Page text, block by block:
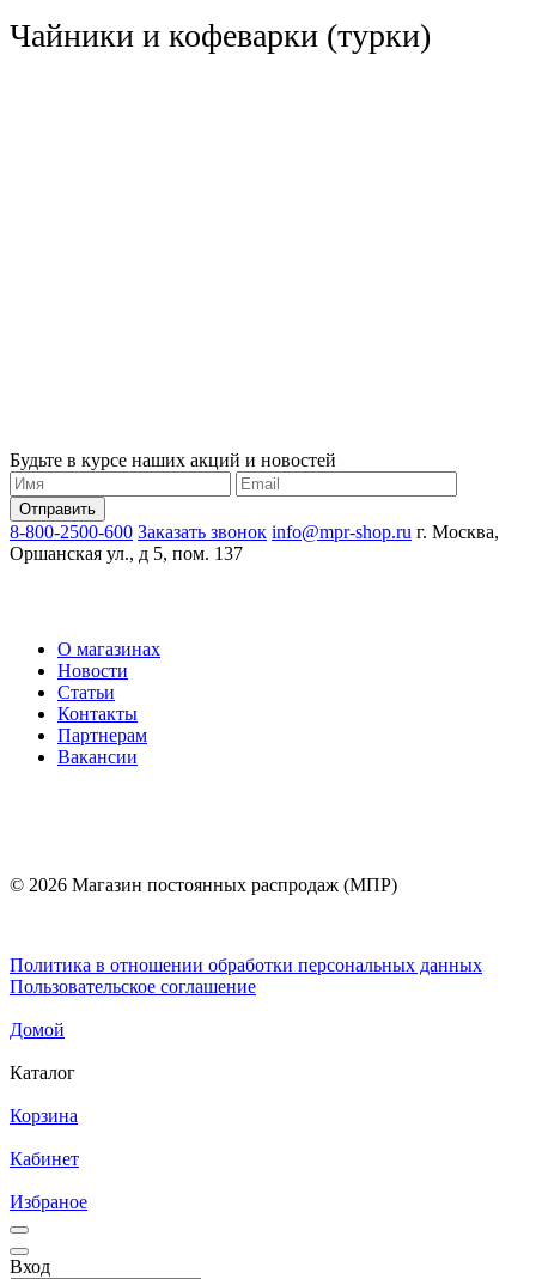
Чайники и кофеварки (турки)
Будьте в курсе наших акций и новостей
8-800-2500-600 Заказать звонок info@mpr-shop.ru г. Москва,
Оршанская ул., д 5, пом. 137
О магазинах
Новости
Статьи
Контакты
Партнерам
Вакансии
© 2026 Магазин постоянных распродаж (МПР)
Политика в отношении обработки персональных данных
Пользовательское соглашение
Домой
Каталог
Корзина
Кабинет
Избраное
Вход